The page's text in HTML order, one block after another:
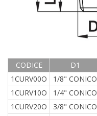
CODICE D1
1CURV00O
1/8" CONICO
1CURV10O
1/4" CONICO
1CURV20O
3/8" CONICO